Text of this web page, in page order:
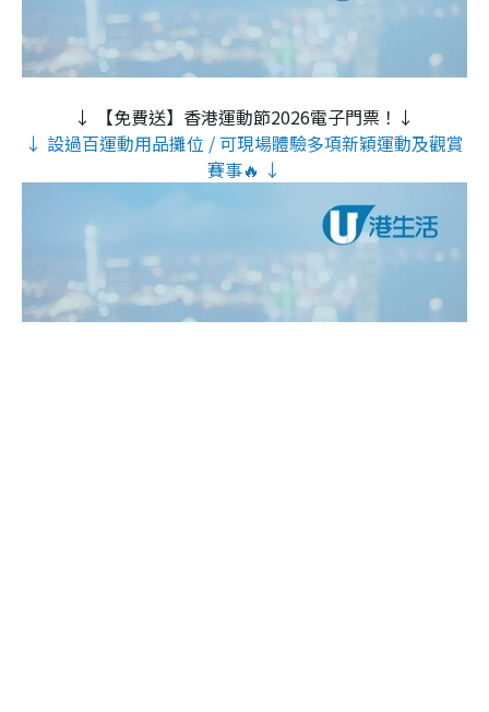
↓ 【免費送】香港運動節2026電子門票！↓
↓ 設過百運動用品攤位 / 可現場體驗多項新穎運動及觀賞
賽事🔥 ↓